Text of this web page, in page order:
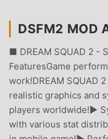
DSFM2 MOD
■ DREAM SQUAD 2 -
FeaturesGame
work!DREAM SQUAD
realistic graphics and
players worldwide!▶
with various stat